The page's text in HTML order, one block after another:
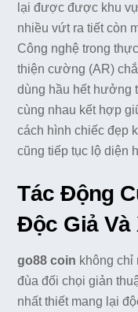
lại được được khu
nhiều vứt ra tiết còn
Công nghệ trong
thiện cường (AR)
dùng hầu hết hưởng
cùng nhau kết hợp
cách hình chiếc đẹp
cũng tiếp tục lộ diện
Tác Động
Độc Giả Và
go88 coin không chỉ
đùa đối chọi giản
nhất thiết mang lại